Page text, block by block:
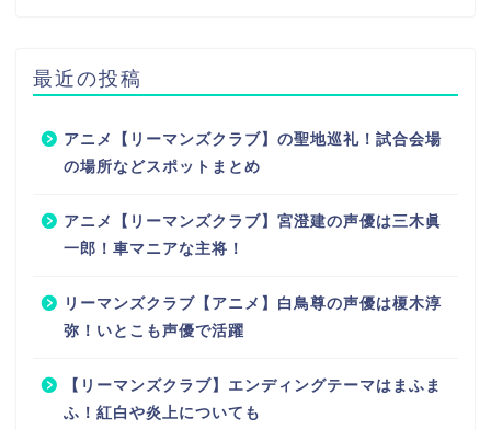
最近の投稿
アニメ【リーマンズクラブ】の聖地巡礼！試合会場
の場所などスポットまとめ
アニメ【リーマンズクラブ】宮澄建の声優は三木眞
一郎！車マニアな主将！
リーマンズクラブ【アニメ】白鳥尊の声優は榎木淳
弥！いとこも声優で活躍
【リーマンズクラブ】エンディングテーマはまふま
ふ！紅白や炎上についても